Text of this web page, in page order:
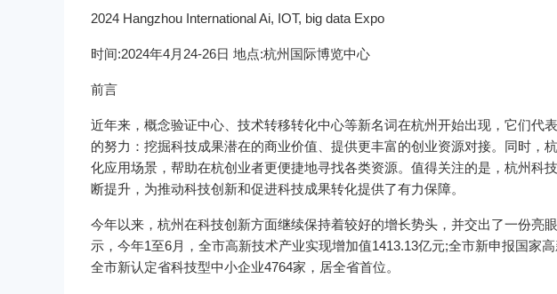
2024 Hangzhou International Ai, IOT, big data Expo
时间:2024年4月24-26日 地点:杭州国际博览中心
前言
近年来，概念验证中心、技术转移转化中心等新名词在杭州开始出现，它们代
的努力：挖掘科技成果潜在的商业价值、提供更丰富的创业资源对接。同时，
化应用场景，帮助在杭创业者更便捷地寻找各类资源。值得关注的是，杭州科
断提升，为推动科技创新和促进科技成果转化提供了有力保障。
今年以来，杭州在科技创新方面继续保持着较好的增长势头，并交出了一份亮
示，今年1至6月，全市高新技术产业实现增加值1413.13亿元;全市新申报国家
全市新认定省科技型中小企业4764家，居全省首位。